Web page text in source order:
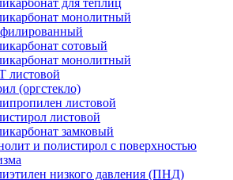
для теплиц
монолитный
сотовый
монолитный
листовой
(оргстекло)
листовой
листовой
замковый
и полистирол с поверхностью
низкого давления (ПНД)